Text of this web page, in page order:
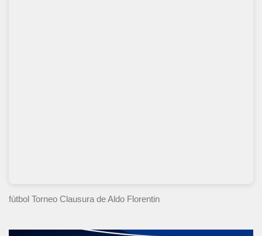
fútbol Torneo Clausura de Aldo Florentin